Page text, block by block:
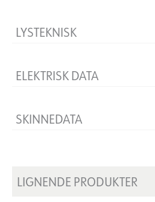
LYSTEKNISK
ELEKTRISK DATA
SKINNEDATA
LIGNENDE PRODUKTER